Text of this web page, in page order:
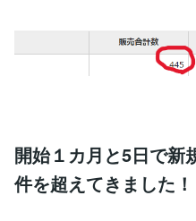
開始１カ月と5日で新
件を超えてきました！